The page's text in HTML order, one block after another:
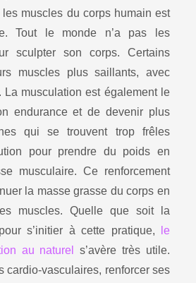
muscles du corps humain est
Tout le monde n’a pas les
sculpter son corps. Certains
muscles plus saillants, avec
La musculation est également le
endurance et de devenir plus
qui se trouvent trop frêles
pour prendre du poids en
musculaire. Ce renforcement
la masse grasse du corps en
muscles. Quelle que soit la
s’initier à cette pratique,
le
au naturel
s’avère très utile.
cardio-vasculaires, renforcer ses